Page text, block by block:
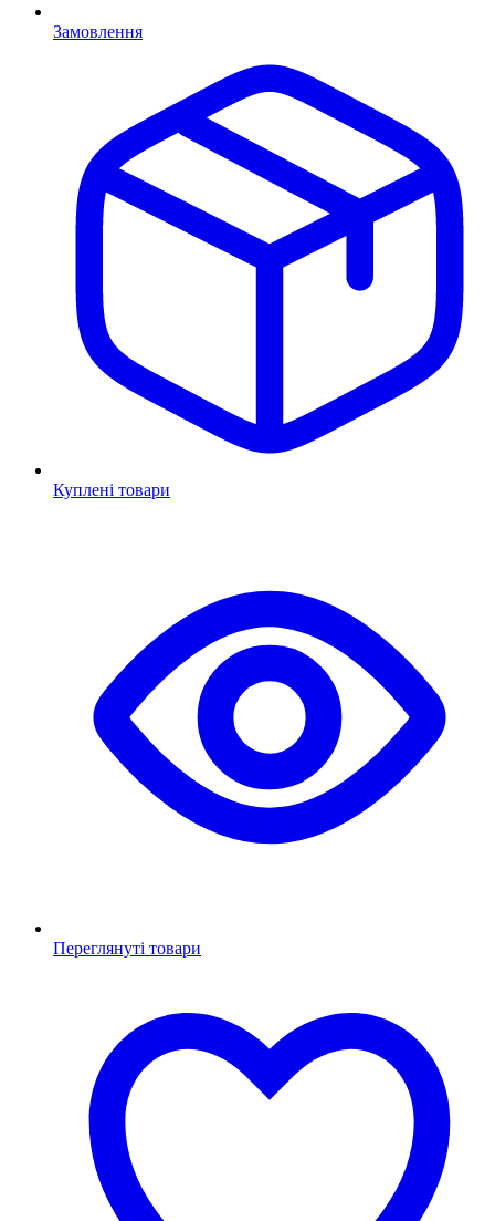
Замовлення
Куплені товари
Переглянуті товари